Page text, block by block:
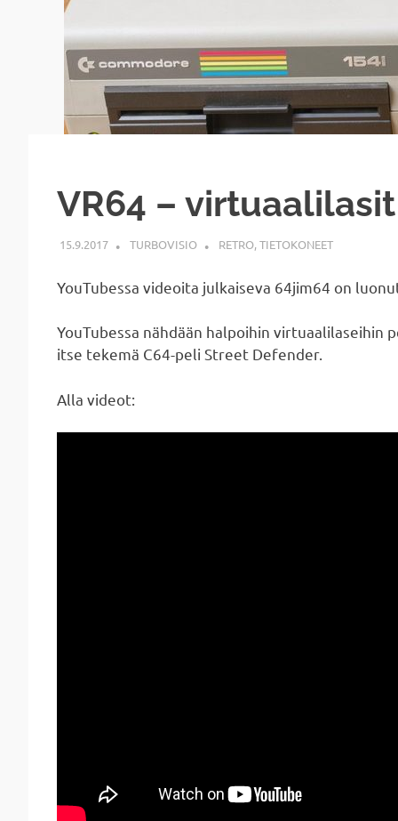
VR64 –
15.9.2017 TURBOVISIO RETRO,TIETOKONEET
YouTubessa videoita julkaiseva 64jim64 on
YouTubessa nähdään halpoihin
itse tekemä C64-peli Street Defender.
Alla videot: